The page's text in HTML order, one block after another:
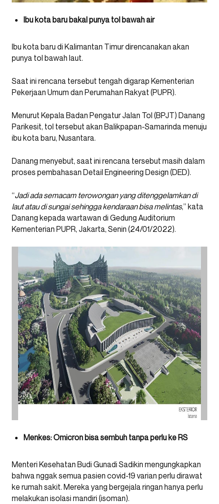
Ibu kota baru bakal punya tol bawah air
Ibu kota baru di Kalimantan Timur direncanakan akan
punya tol bawah laut.
Saat ini rencana tersebut tengah digarap Kementerian
Pekerjaan Umum dan Perumahan Rakyat (PUPR).
Menurut Kepala Badan Pengatur Jalan Tol (BPJT) Danang
Parikesit, tol tersebut akan Balikpapan-Samarinda menuju
ibu kota baru, Nusantara.
Danang menyebut, saat ini rencana tersebut masih dalam
proses pembahasan Detail Engineering Design (DED).
“Jadi ada semacam terowongan yang ditenggelamkan di
laut atau di sungai sehingga kendaraan bisa melintas,” kata
Danang kepada wartawan di Gedung Auditorium
Kementerian PUPR, Jakarta, Senin (24/01/2022).
Menkes: Omicron bisa sembuh tanpa perlu ke RS
Menteri Kesehatan Budi Gunadi Sadikin mengungkapkan
bahwa nggak semua pasien covid-19 varian perlu dirawat
ke rumah sakit. Mereka yang bergejala ringan hanya perlu
melakukan isolasi mandiri (isoman).